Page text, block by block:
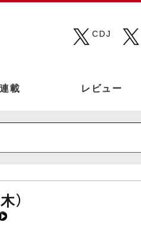
CDJ
連載 レビュー
）